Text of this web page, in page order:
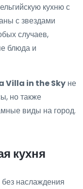
кухню с
с звездами
случаев,
блюда и
Villa in the Sky не
но также
виды на город.
кухня
наслаждения